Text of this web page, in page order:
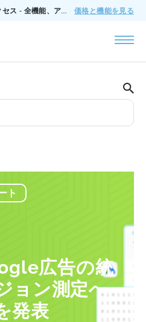
🔥月額$200でTenjinにフルアクセス - 全機能、アドオンなし、いつでもキャンセル可能。 価格と機能を見る
ト
広告の統
ョン測定へ
発表